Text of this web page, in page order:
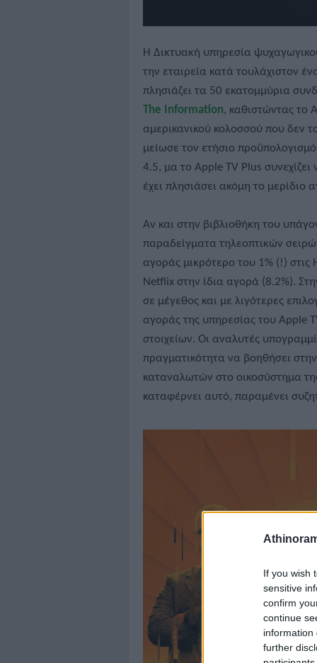
If you wish
sensitive
confirm
continue
information
further
Η Δικτυακή υπηρεσία
την εταιρεία κατά τουλάχιστον
πλησιάζει τα 50 εκατομμύρια
The Information, καθιστώντας το
αμερικανικού κολοσσού που δεν
μείωσε τον ετήσιο
4.5, μα το Apple TV Plus
έχει πλησιάσει ακόμη το μερίδιο
Αν και στην βιβλιοθήκη του
παραδείγματα τηλεοπτικών
αγοράς μικρότερο του 1% (!)
Netflix στην ίδια αγορά (8.2%).
σε μέγεθος και με λιγότερες
αγοράς της υπηρεσίας του Apple
στοιχείων. Οι αναλυτές
πραγματικότητα να βοηθήσει
καταναλωτών στο οικοσύστημα
καταφέρνει αυτό, παραμένει